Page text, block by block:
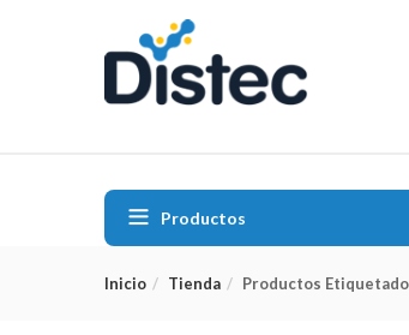
Productos
Inicio Tienda Productos